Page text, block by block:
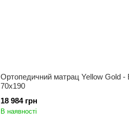
Ортопедичний матрац Yellow Gold -
70x190
18 984 грн
В наявності